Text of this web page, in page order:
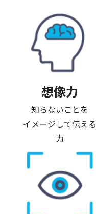
想像力
知らないことを
イメージして伝える
力